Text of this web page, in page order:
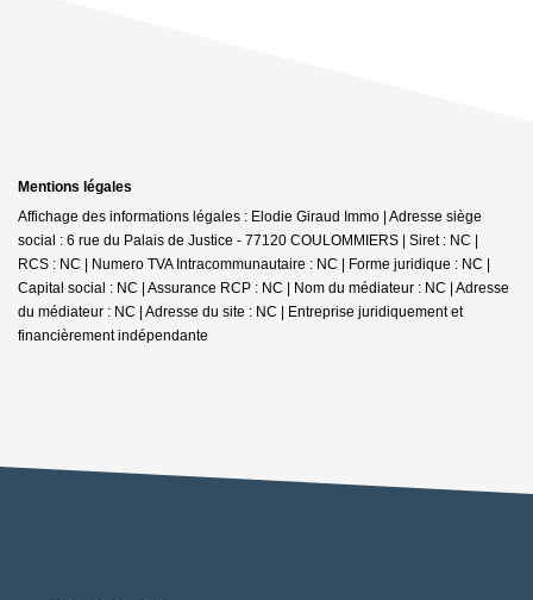
Mentions légales
Affichage des informations légales : Elodie Giraud Immo | Adresse siège
social : 6 rue du Palais de Justice - 77120 COULOMMIERS | Siret : NC |
RCS : NC | Numero TVA Intracommunautaire : NC | Forme juridique : NC |
Capital social : NC | Assurance RCP : NC | Nom du médiateur : NC | Adresse
du médiateur : NC | Adresse du site : NC | Entreprise juridiquement et
financièrement indépendante